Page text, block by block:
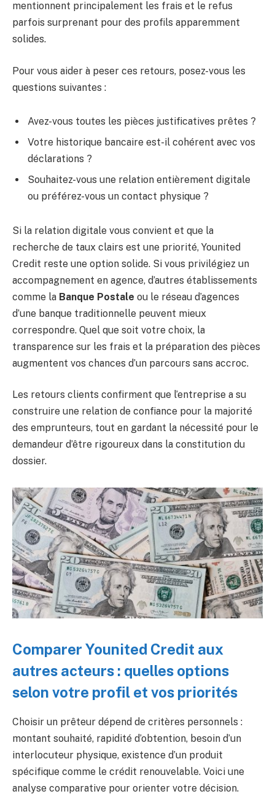
mentionnent principalement les frais et le refus
parfois surprenant pour des profils apparemment
solides.
Pour vous aider à peser ces retours, posez-vous les
questions suivantes :
Avez-vous toutes les pièces justificatives prêtes ?
Votre historique bancaire est-il cohérent avec vos
déclarations ?
Souhaitez-vous une relation entièrement digitale
ou préférez-vous un contact physique ?
Si la relation digitale vous convient et que la
recherche de taux clairs est une priorité, Younited
Credit reste une option solide. Si vous privilégiez un
accompagnement en agence, d’autres établissements
comme la Banque Postale ou le réseau d’agences
d’une banque traditionnelle peuvent mieux
correspondre. Quel que soit votre choix, la
transparence sur les frais et la préparation des pièces
augmentent vos chances d’un parcours sans accroc.
Les retours clients confirment que l’entreprise a su
construire une relation de confiance pour la majorité
des emprunteurs, tout en gardant la nécessité pour le
demandeur d’être rigoureux dans la constitution du
dossier.
Comparer Younited Credit aux
autres acteurs : quelles options
selon votre profil et vos priorités
Choisir un prêteur dépend de critères personnels :
montant souhaité, rapidité d’obtention, besoin d’un
interlocuteur physique, existence d’un produit
spécifique comme le crédit renouvelable. Voici une
analyse comparative pour orienter votre décision.